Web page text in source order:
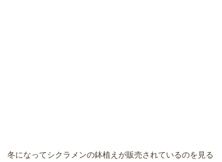
冬になってシクラメンの鉢植えが販売されているのを見る